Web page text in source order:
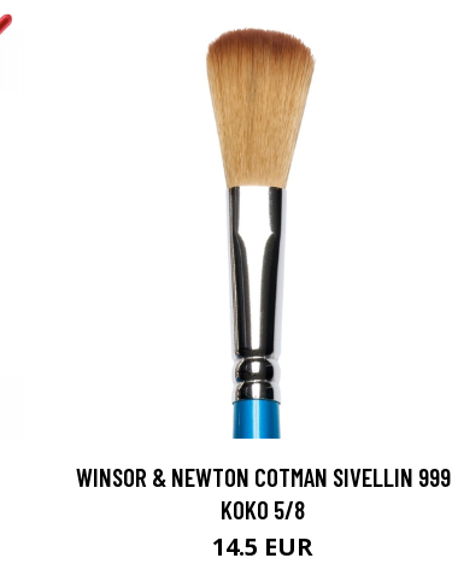
WINSOR & NEWTON COTMAN SIVELLIN 999
KOKO 5/8
14.5 EUR